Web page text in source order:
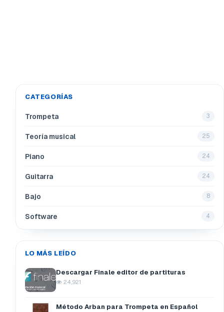
CATEGORÍAS
Trompeta 3
Teoría musical 25
Piano 24
Guitarra 24
Bajo 8
Software 4
LO MÁS LEÍDO
Descargar Finale editor de partituras
24,921
Método Arban para Trompeta en Español